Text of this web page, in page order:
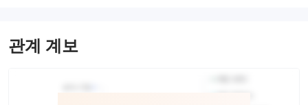
관계 계보